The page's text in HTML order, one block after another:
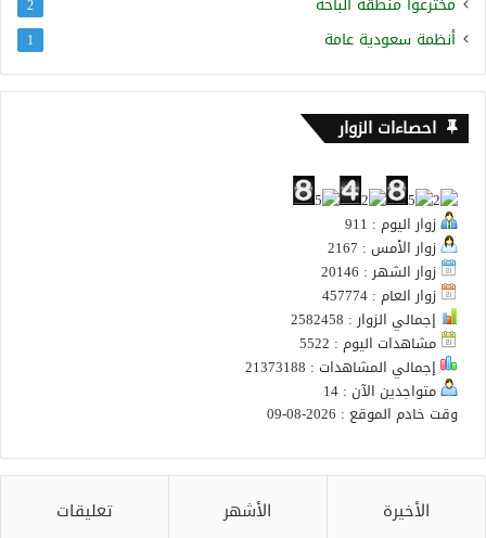
2
أنظمة سعودية عامة 1
احصاءات الزوار
زوار اليوم : 911
زوار الأمس : 2167
زوار الشهر : 20146
زوار العام : 457774
إجمالي الزوار : 2582458
مشاهدات اليوم : 5522
إجمالي المشاهدات : 21373188
متواجدين الآن : 14
وقت خادم الموقع : 2026-08-09
الأخيرة الأشهر تعليقات